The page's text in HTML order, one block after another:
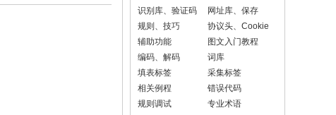
识别库、验证码
网址库、保存
规则、技巧
协议头、Cookie
辅助功能
图文入门教程
编码、解码
词库
填表标签
采集标签
相关例程
错误代码
规则调试
专业术语